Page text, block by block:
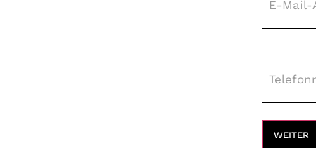
Mail-
Adresse*
WEITER